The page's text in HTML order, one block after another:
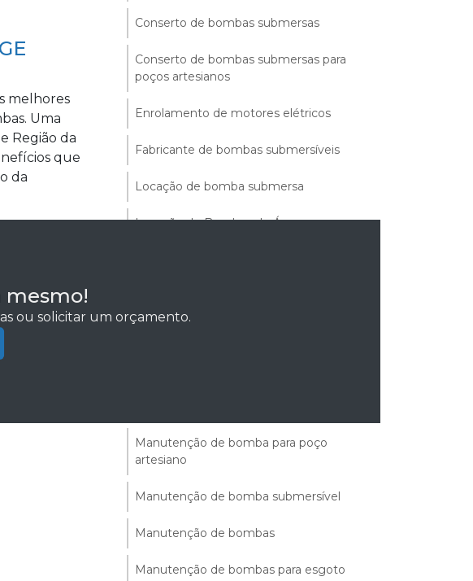
melhores
Uma
Região da
que
da
mesmo!
ou solicitar um orçamento.
Conserto de bombas submersas
Conserto de bombas submersas para
poços artesianos
Enrolamento de motores elétricos
Fabricante de bombas submersíveis
Locação de bomba submersa
Locação de Bombas de Água
Manutenção de bomba para poço
artesiano
Manutenção de bomba submersível
Manutenção de bombas
Manutenção de bombas para esgoto